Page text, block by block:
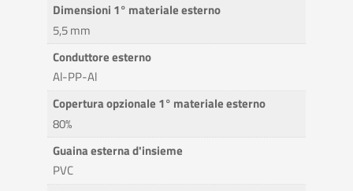
Dimensioni 1° materiale esterno
5,5 mm
Conduttore esterno
Al-PP-Al
Copertura opzionale 1° materiale esterno
80%
Guaina esterna d'insieme
PVC